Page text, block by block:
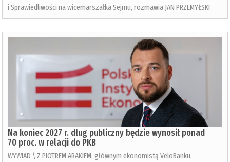
i Sprawiedliwości na wicemarszałka Sejmu, rozmawia JAN PRZEMYŁSKI
Na koniec 2027 r. dług publiczny będzie wynosił ponad
70 proc. w relacji do PKB
WYWIAD \ Z PIOTREM ARAKIEM, głównym ekonomistą VeloBanku,